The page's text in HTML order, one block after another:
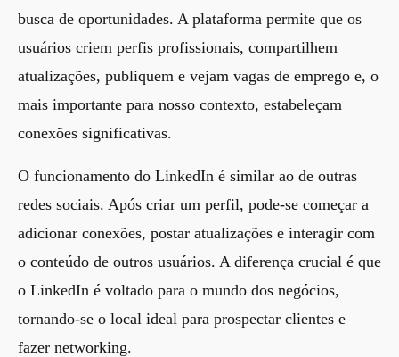
busca de oportunidades. A plataforma permite que os
usuários criem perfis profissionais, compartilhem
atualizações, publiquem e vejam vagas de emprego e, o
mais importante para nosso contexto, estabeleçam
conexões significativas.
O funcionamento do LinkedIn é similar ao de outras
redes sociais. Após criar um perfil, pode-se começar a
adicionar conexões, postar atualizações e interagir com
o conteúdo de outros usuários. A diferença crucial é que
o LinkedIn é voltado para o mundo dos negócios,
tornando-se o local ideal para prospectar clientes e
fazer networking.